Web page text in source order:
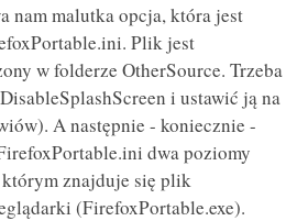
nam malutka opcja, która jest
Plik jest
w folderze OtherSource. Trzeba
i ustawić ją na
A następnie - koniecznie -
dwa poziomy
znajduje się plik
(FirefoxPortable.exe).